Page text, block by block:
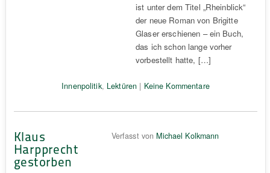
ist unter dem Titel „Rheinblick“
der neue Roman von Brigitte
Glaser erschienen – ein Buch,
das ich schon lange vorher
vorbestellt hatte, […]
Innenpolitik, Lektüren | Keine Kommentare
Klaus
Harpprecht
gestorben
Verfasst von Michael Kolkmann